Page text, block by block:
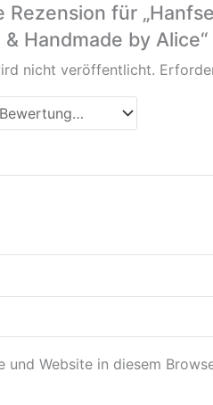
Rezension für
Handmade by Alice“
nicht veröffentlicht.
und Website in diesem